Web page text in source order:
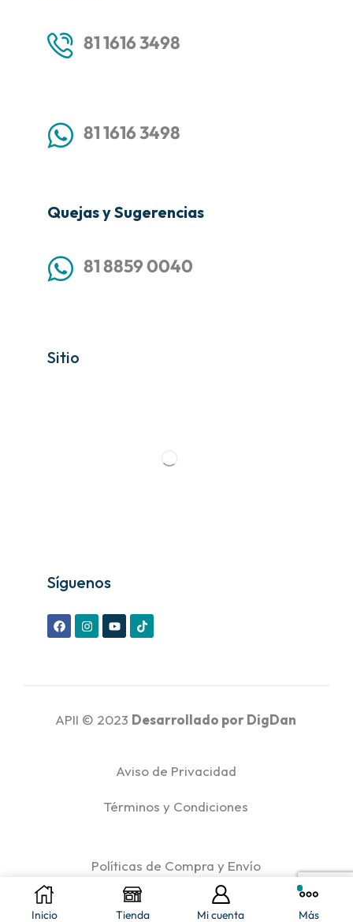
81 1616 3498
81 1616 3498
Quejas y Sugerencias
81 8859 0040
Sitio
Síguenos
APII © 2023 Desarrollado porDigDan
Aviso de Privacidad
Términos y Condiciones
Políticas de Compra y Envío
Políticas de Reembolso y Devoluciones
Inicio Tienda Mi cuenta Más